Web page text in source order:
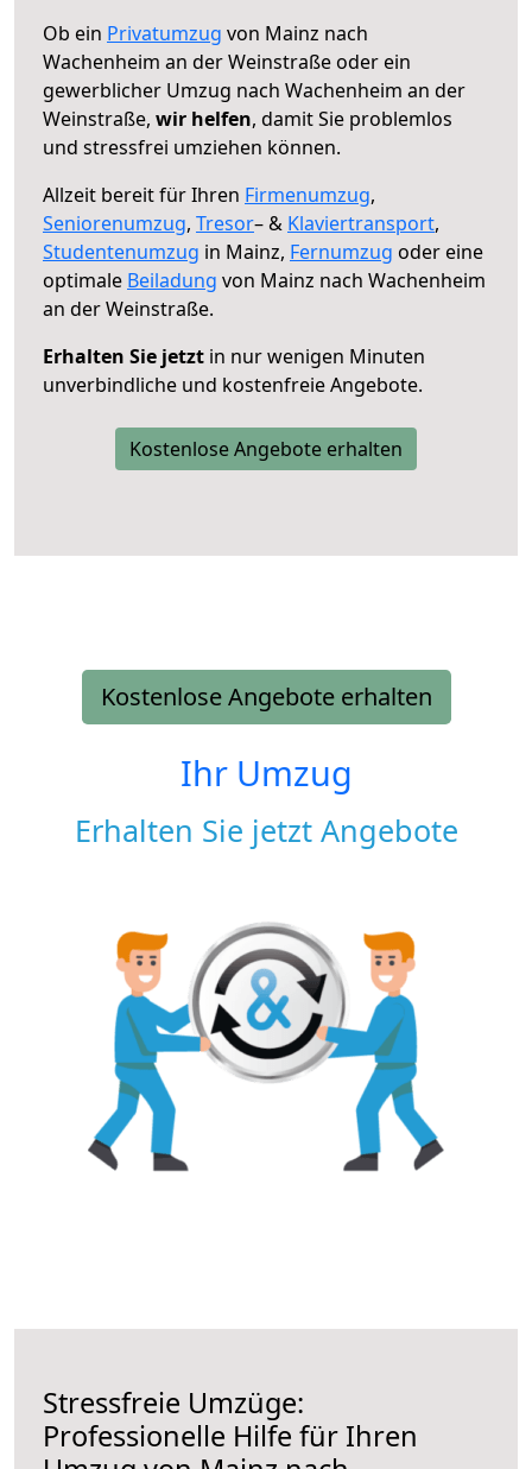
Ob ein Privatumzug von Mainz nach
Wachenheim an der Weinstraße oder ein
gewerblicher Umzug nach Wachenheim an der
Weinstraße, wir helfen, damit Sie problemlos
und stressfrei umziehen können.
Allzeit bereit für Ihren Firmenumzug,
Seniorenumzug, Tresor– & Klaviertransport,
Studentenumzug in Mainz, Fernumzug oder eine
optimale Beiladung von Mainz nach Wachenheim
an der Weinstraße.
Erhalten Sie jetzt in nur wenigen Minuten
unverbindliche und kostenfreie Angebote.
Kostenlose Angebote erhalten
Kostenlose Angebote erhalten
Ihr Umzug
Erhalten Sie jetzt Angebote
Stressfreie Umzüge:
Professionelle Hilfe für Ihren